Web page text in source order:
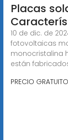
Placas
10 de dic. de
fotovoltaicas
monocristalina
están
PRECIO GRATUITO